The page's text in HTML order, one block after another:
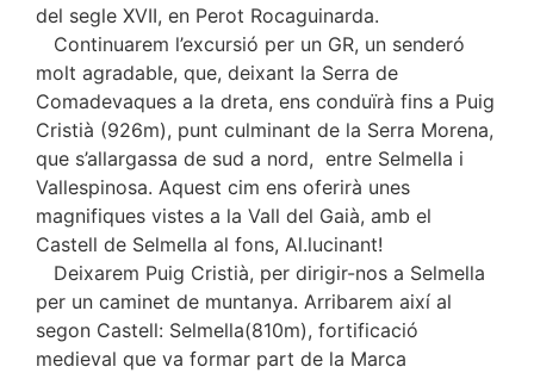
del segle XVII, en Perot Rocaguinarda.
Continuarem l’excursió per un GR, un senderó
molt agradable, que, deixant la Serra de
Comadevaques a la dreta, ens conduïrà fins a Puig
Cristià (926m), punt culminant de la Serra Morena,
que s’allargassa de sud a nord, entre Selmella i
Vallespinosa. Aquest cim ens oferirà unes
magnifiques vistes a la Vall del Gaià, amb el
Castell de Selmella al fons, Al.lucinant!
Deixarem Puig Cristià, per dirigir-nos a Selmella
per un caminet de muntanya. Arribarem així al
segon Castell: Selmella(810m), fortificació
medieval que va formar part de la Marca